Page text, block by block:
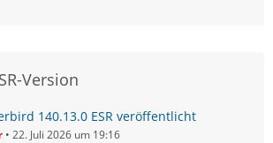
Version
140.13.0 ESR veröffentlicht
22. Juli 2026 um 19:16